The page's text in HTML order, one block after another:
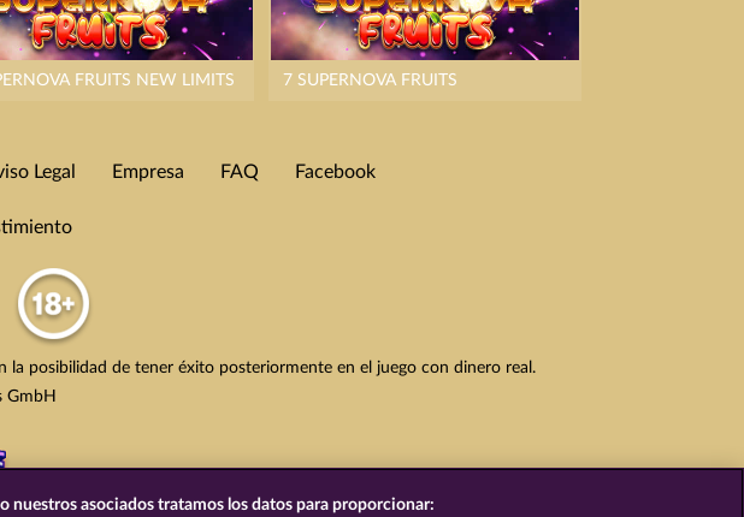
FRUITS NEW LIMITS 7 SUPERNOVA FRUITS
Legal Empresa FAQ Facebook
la posibilidad de tener éxito posteriormente en el juego con dinero real.
GmbH
nuestros asociados tratamos los datos para proporcionar: